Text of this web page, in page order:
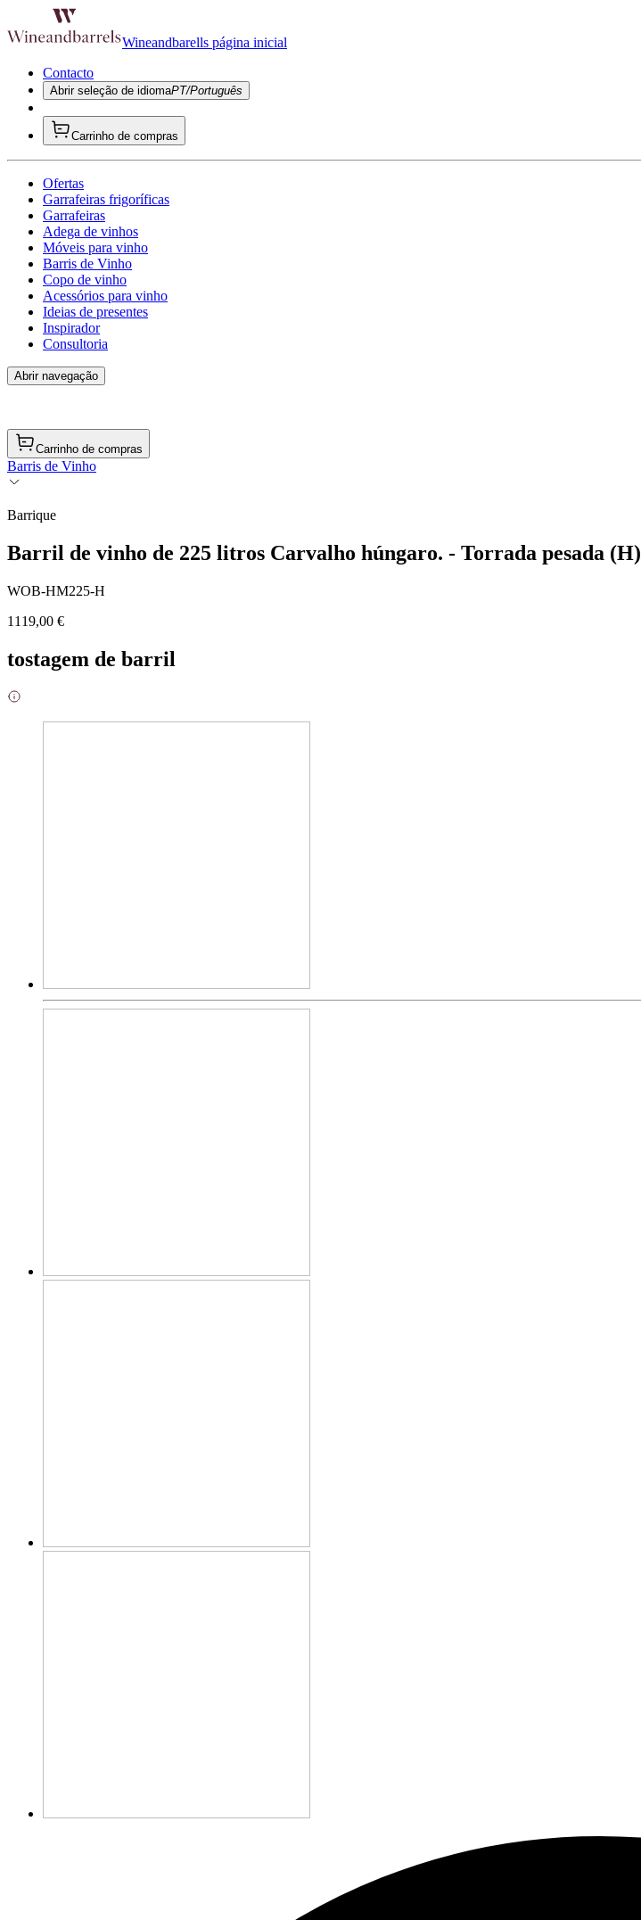
Wineandbarells página inicial
Contacto
Abrir seleção de idiomaPT/Português
Carrinho de compras
Ofertas
Garrafeiras frigoríficas
Garrafeiras
Adega de vinhos
Móveis para vinho
Barris de Vinho
Copo de vinho
Acessórios para vinho
Ideias de presentes
Inspirador
Consultoria
Abrir navegação
Carrinho de compras
Barris de Vinho
Barrique
Barril de vinho de 225 litros Carvalho húngaro. - Torrada pesada (H)
WOB-HM225-H
1119,00 €
tostagem de barril